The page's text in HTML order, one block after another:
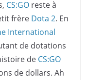
CS:GO reste à
frère Dota 2. En
International
de dotations
de CS:GO
de dollars. Ah